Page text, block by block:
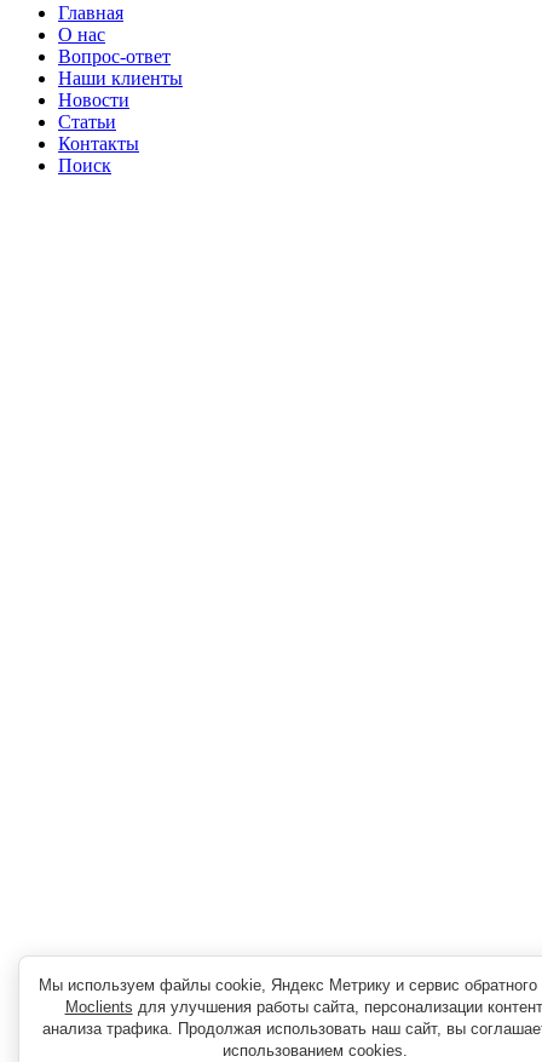
Главная
О нас
Вопрос-ответ
Наши клиенты
Новости
Статьи
Контакты
Поиск
Мы используем файлы cookie, Яндекс Метрику и сервис обратного
Moclients для улучшения работы сайта, персонализации
анализа трафика. Продолжая использовать наш сайт, вы
использованием cookies.